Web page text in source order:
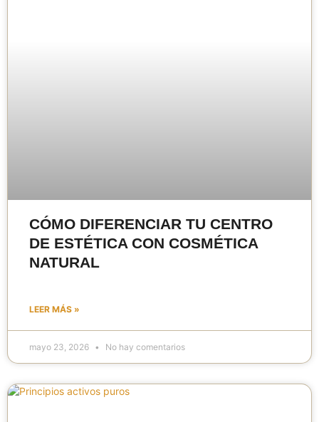
CÓMO DIFERENCIAR TU CENTRO
DE ESTÉTICA CON COSMÉTICA
NATURAL
LEER MÁS »
mayo 23, 2026 No hay comentarios